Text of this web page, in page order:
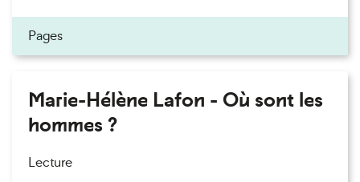
Pages
Marie-Hélène Lafon - Où sont les
hommes ?
Lecture